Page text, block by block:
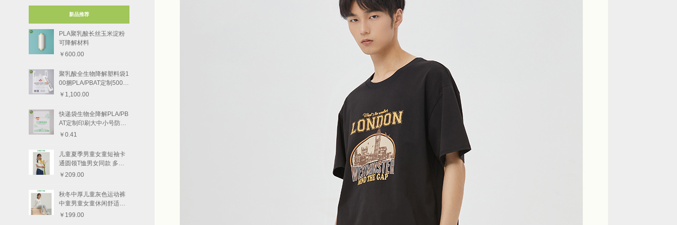
新品推荐
PLA聚乳酸长丝玉米淀粉
可降解材料
￥600.00
聚乳酸全生物降解塑料袋1
00捆PLA/PBAT定制5000
个
￥1,100.00
快递袋生物全降解PLA/PB
AT定制印刷大中小号防水
快递物流
￥0.41
儿童夏季男童女童短袖卡
通圆领T恤男女同款 多款
图案
￥209.00
秋冬中厚儿童灰色运动裤
中童男童女童休闲舒适束
脚长裤
￥199.00